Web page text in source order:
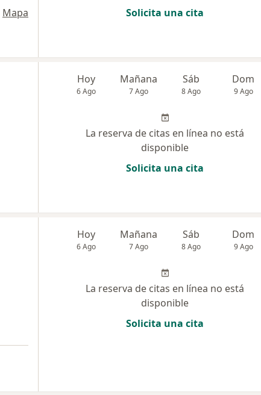
Mapa
Solicita una cita
Hoy
6 Ago
Mañana
7 Ago
Sáb
8 Ago
Dom
9 Ago
La reserva de citas en línea no está
disponible
Solicita una cita
Hoy
6 Ago
Mañana
7 Ago
Sáb
8 Ago
Dom
9 Ago
La reserva de citas en línea no está
disponible
Solicita una cita